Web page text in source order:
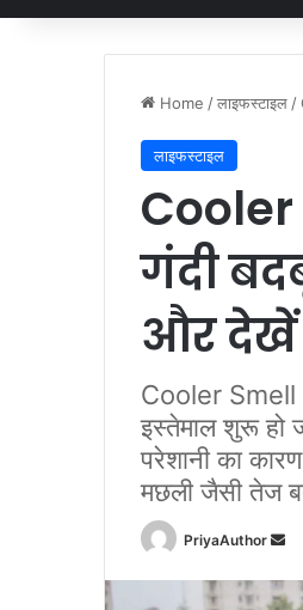
Home /लाइफस्टाइल /
लाइफस्टाइल
गंदी
और
Cooler Smell
इस्तेमाल शुरू हो
परेशानी का
मछली जैसी तेज
PriyaAuthor
n